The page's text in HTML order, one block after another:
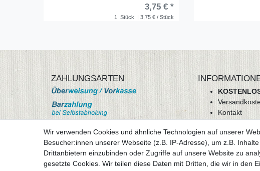
1 Stück | 3,75 € / Stück
3,75 € *
ZAHLUNGSARTEN
mehr Informationen
Kontakt
AGB
Datenschutz
Impressum
Wir verwenden Cookies und ähnliche Technologien auf unserer
Besucher:innen unserer Webseite (z.B. IP-Adresse), um z.B.
Drittanbietern einzubinden oder Zugriffe auf unsere Website zu
gesetzte Cookies. Wir teilen diese Daten mit Dritten, die wir in den